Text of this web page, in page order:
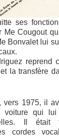
ses
Me Cougout
Bonvalet lui
reprend
la transfère
vers 1975, il
voiture qui
Il
cordes